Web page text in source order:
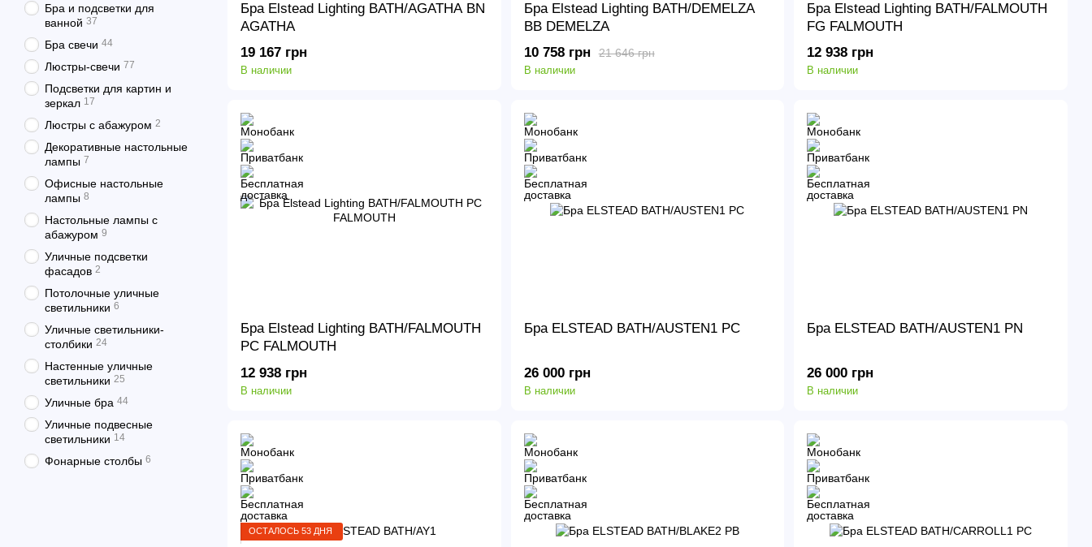
Бра Elstead Lighting BATH/AGATHA BN
AGATHA
19 167 грн
В наличии
Бра Elstead Lighting BATH/DEMELZA
BB DEMELZA
21 646 грн
10 758 грн
В наличии
Бра Elstead Lighting BATH/FALMOUTH
FG FALMOUTH
12 938 грн
В наличии
Бра Elstead Lighting BATH/FALMOUTH
PC FALMOUTH
12 938 грн
В наличии
Бра ELSTEAD BATH/AUSTEN1 PC
26 000 грн
В наличии
Бра ELSTEAD BATH/AUSTEN1 PN
26 000 грн
В наличии
ОСТАЛОСЬ 53 ДНЯ
Бра и подсветки для
ванной 37
Бра свечи 44
Люстры-свечи 77
Подсветки для картин и
зеркал 17
Люстры с абажуром 2
Декоративные настольные
лампы 7
Офисные настольные
лампы 8
Настольные лампы с
абажуром 9
Уличные подсветки
фасадов 2
Потолочные уличные
светильники 6
Уличные светильники-
столбики 24
Настенные уличные
светильники 25
Уличные бра 44
Уличные подвесные
светильники 14
Фонарные столбы 6